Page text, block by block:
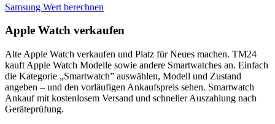
Samsung Wert berechnen
Apple Watch verkaufen
Alte Apple Watch verkaufen und Platz für Neues machen. TM24
kauft Apple Watch Modelle sowie andere Smartwatches an. Einfach
die Kategorie „Smartwatch” auswählen, Modell und Zustand
angeben – und den vorläufigen Ankaufspreis sehen. Smartwatch
Ankauf mit kostenlosem Versand und schneller Auszahlung nach
Geräteprüfung.